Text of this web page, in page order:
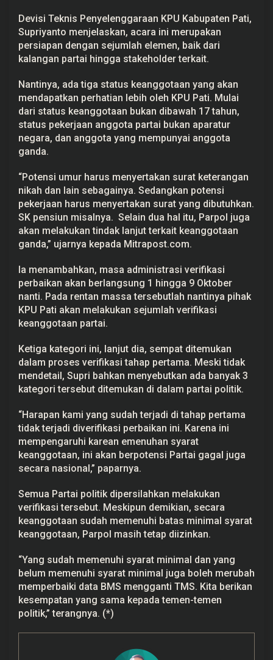
r
i
i
k
i
A
d
m
i
n
i
a
i
Devisi Teknis Penyelenggaraan KPU Kabupaten Pati,
Supriyanto menjelaskan, acara ini merupakan
persiapan dengan sejumlah elemen, baik dari
kalangan partai hingga stakeholder terkait.
Nantinya, ada tiga status keanggotaan yang akan
mendapatkan perhatian lebih oleh KPU Pati. Mulai
dari status keanggotaan bukan dibawah 17 tahun,
status pekerjaan anggota partai bukan aparatur
negara, dan anggota yang mempunyai anggota
ganda.
“Potensi umur harus menyertakan surat keterangan
nikah dan lain sebagainya. Sedangkan potensi
pekerjaan harus menyertakan surat yang dibutuhkan.
SK pensiun misalnya. Selain dua hal itu, Parpol juga
akan melakukan tindak lanjut terkait keanggotaan
ganda,” ujarnya kepada Mitrapost.com.
Ia menambahkan, masa administrasi verifikasi
perbaikan akan berlangsung 1 hingga 9 Oktober
nanti. Pada rentan massa tersebutlah nantinya pihak
KPU Pati akan melakukan sejumlah verifikasi
keanggotaan partai.
Ketiga kategori ini, lanjut dia, sempat ditemukan
dalam proses verifikasi tahap pertama. Meski tidak
mendetail, Supri bahkan menyebutkan ada banyak 3
kategori tersebut ditemukan di dalam partai politik.
“Harapan kami yang sudah terjadi di tahap pertama
tidak terjadi diverifikasi perbaikan ini. Karena ini
mempengaruhi karean emenuhan syarat
keanggotaan, ini akan berpotensi Partai gagal juga
secara nasional,” paparnya.
Semua Partai politik dipersilahkan melakukan
verifikasi tersebut. Meskipun demikian, secara
keanggotaan sudah memenuhi batas minimal syarat
keanggotaan, Parpol masih tetap diizinkan.
“Yang sudah memenuhi syarat minimal dan yang
belum memenuhi syarat minimal juga boleh merubah
memperbaiki data BMS mengganti TMS. Kita berikan
kesempatan yang sama kepada temen-temen
politik,” terangnya. (*)